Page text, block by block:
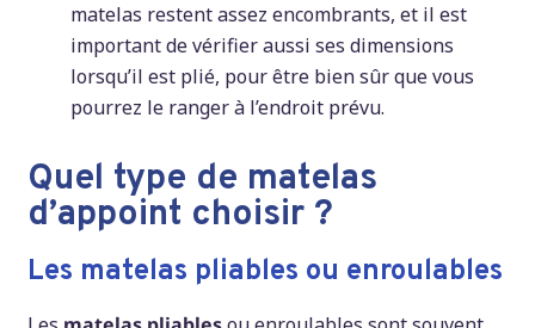
matelas restent assez encombrants, et il est
important de vérifier aussi ses dimensions
lorsqu’il est plié, pour être bien sûr que vous
pourrez le ranger à l’endroit prévu.
Quel type de matelas
d’appoint choisir ?
Les matelas pliables ou enroulables